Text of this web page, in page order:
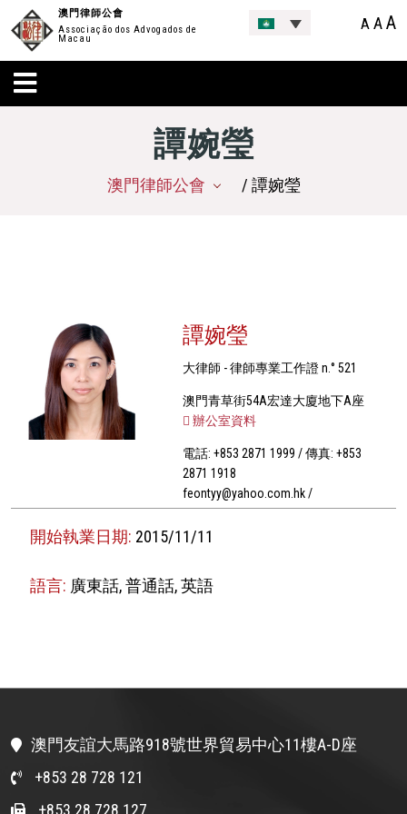
澳門律師公會
Associação dos Advogados de
Macau
A AA
譚婉瑩
澳門律師公會 / 譚婉瑩
譚婉瑩
大律師 - 律師專業工作證 n.° 521
澳門青草街54A宏達大廈地下A座
辦公室資料
電話: +853 2871 1999 / 傳真: +853
2871 1918
feontyy@yahoo.com.hk /
開始執業日期: 2015/11/11
語言: 廣東話, 普通話, 英語
澳門友誼大馬路918號世界貿易中心11樓A-D座
+853 28 728 121
+853 28 728 127